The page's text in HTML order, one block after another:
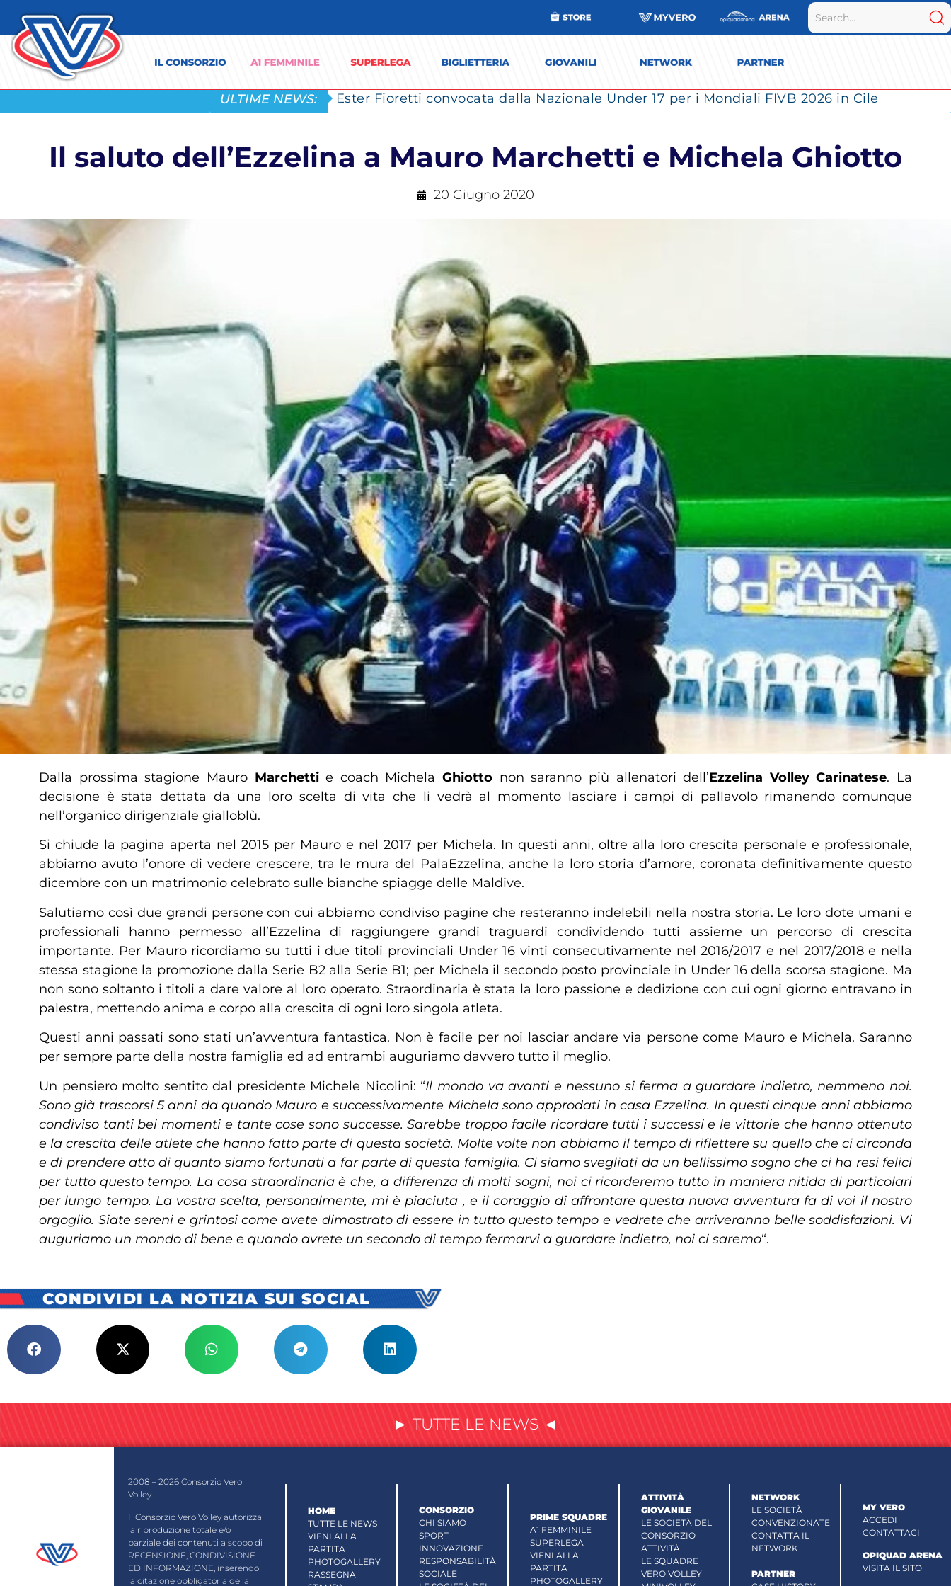
ULTIME NEWS: Ester Fioretti convocata dalla Nazionale Under 17 per i Mondiali FIVB 2026 in Cile
Il saluto dell’Ezzelina a Mauro Marchetti e Michela Ghiotto
20 Giugno 2020
Dalla prossima stagione Mauro Marchettie coach Michela Ghiotto non saranno più allenatori dell’Ezzelina Volley Carinatese. La
decisione è stata dettata da una loro scelta di vita che li vedrà al momento lasciare i campi di pallavolo rimanendo comunque
nell’organico dirigenziale gialloblù.
Si chiude la pagina aperta nel 2015 per Mauro e nel 2017 per Michela. In questi anni, oltre alla loro crescita personale e professionale,
abbiamo avuto l’onore di vedere crescere, tra le mura del PalaEzzelina, anche la loro storia d’amore, coronata definitivamente questo
dicembre con un matrimonio celebrato sulle bianche spiagge delle Maldive.
Salutiamo così due grandi persone con cui abbiamo condiviso pagine che resteranno indelebili nella nostra storia. Le loro dote umani e
professionali hanno permesso all’Ezzelina di raggiungere grandi traguardi condividendo tutti assieme un percorso di crescita
importante. Per Mauro ricordiamo su tutti i due titoli provinciali Under 16 vinti consecutivamente nel 2016/2017 e nel 2017/2018 e nella
stessa stagione la promozione dalla Serie B2 alla Serie B1; per Michela il secondo posto provinciale in Under 16 della scorsa stagione. Ma
non sono soltanto i titoli a dare valore al loro operato. Straordinaria è stata la loro passione e dedizione con cui ogni giorno entravano in
palestra, mettendo anima e corpo alla crescita di ogni loro singola atleta.
Questi anni passati sono stati un’avventura fantastica. Non è facile per noi lasciar andare via persone come Mauro e Michela. Saranno
per sempre parte della nostra famiglia ed ad entrambi auguriamo davvero tutto il meglio.
Un pensiero molto sentito dal presidente Michele Nicolini: “Il mondo va avanti e nessuno si ferma a guardare indietro, nemmeno noi.
Sono già trascorsi 5 anni da quando Mauro e successivamente Michela sono approdati in casa Ezzelina. In questi cinque anni abbiamo
condiviso tanti bei momenti e tante cose sono successe. Sarebbe troppo facile ricordare tutti i successi e le vittorie che hanno ottenuto
e la crescita delle atlete che hanno fatto parte di questa società. Molte volte non abbiamo il tempo di riflettere su quello che ci circonda
e di prendere atto di quanto siamo fortunati a far parte di questa famiglia. Ci siamo svegliati da un bellissimo sogno che ci ha resi felici
per tutto questo tempo. La cosa straordinaria è che, a differenza di molti sogni, noi ci ricorderemo tutto in maniera nitida di particolari
per lungo tempo. La vostra scelta, personalmente, mi è piaciuta , e il coraggio di affrontare questa nuova avventura fa di voi il nostro
orgoglio. Siate sereni e grintosi come avete dimostrato di essere in tutto questo tempo e vedrete che arriveranno belle soddisfazioni. Vi
auguriamo un mondo di bene e quando avrete un secondo di tempo fermarvi a guardare indietro, noi ci saremo“.
CONDIVIDI LA NOTIZIA SUI SOCIAL
► TUTTE LE NEWS ◄
2008 – 2026 Consorzio Vero
Volley
Il Consorzio Vero Volley autorizza
la riproduzione totale e/o
parziale dei contenuti a scopo di
RECENSIONE, CONDIVISIONE
ED INFORMAZIONE, inserendo
la citazione obbligatoria della
HOME
TUTTE LE NEWS
VIENI ALLA
PARTITA
PHOTOGALLERY
RASSEGNA
CONSORZIO
CHI SIAMO
SPORT
INNOVAZIONE
RESPONSABILITÀ
SOCIALE
PRIME SQUADRE
A1 FEMMINILE
SUPERLEGA
VIENI ALLA
PARTITA
PHOTOGALLERY
ATTIVITÀ
GIOVANILE
LE SOCIETÀ DEL
CONSORZIO
ATTIVITÀ
LE SQUADRE
VERO VOLLEY
NETWORK
LE SOCIETÀ
CONVENZIONATE
CONTATTA IL
NETWORK
PARTNER
MY VERO
ACCEDI
CONTATTACI
OPIQUAD ARENA
VISITA IL SITO